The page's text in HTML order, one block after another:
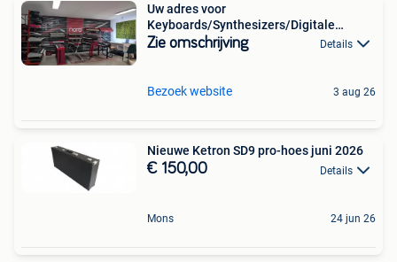
Uw adres voor
Keyboards/Synthesizers/Digitale
Pianos Prosq
Zie omschrijving Details
Bezoek website 3 aug 26
Nieuwe Ketron SD9 pro-hoes juni 2026
€ 150,00 Details
Mons 24 jun 26